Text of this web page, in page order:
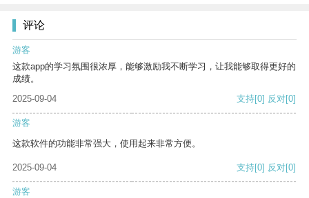
评论
游客
这款app的学习氛围很浓厚，能够激励我不断学习，让我能够取得更好的
成绩。
2025-09-04
支持[0] 反对[0]
游客
这款软件的功能非常强大，使用起来非常方便。
2025-09-04 支持[0] 反对[0]
游客